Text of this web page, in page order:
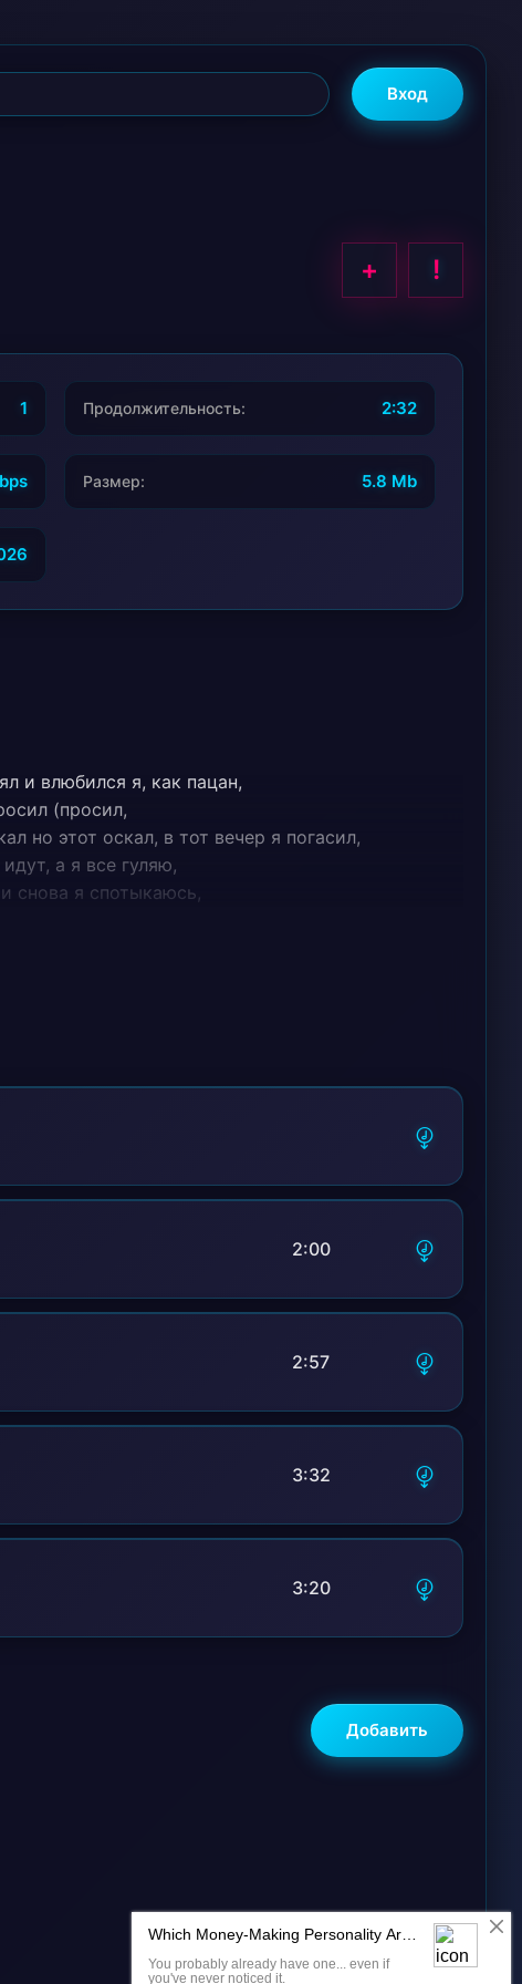
Вход
+ !
1 Продолжительность: 2:32
Размер: 5.8 Mb
и влюбился я, как пацан,
(просил,
но этот оскал, в тот вечер я погасил,
а я все гуляю,
снова я спотыкаюсь,
2:00
2:57
3:32
3:20
Добавить